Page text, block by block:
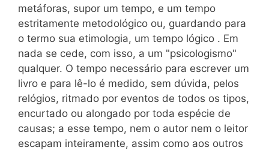
metáforas, supor um tempo, e um tempo
estritamente metodológico ou, guardando para
o termo sua etimologia, um tempo lógico . Em
nada se cede, com isso, a um "psicologismo"
qualquer. O tempo necessário para escrever um
livro e para lê-lo é medido, sem dúvida, pelos
relógios, ritmado por eventos de todos os tipos,
encurtado ou alongado por toda espécie de
causas; a esse tempo, nem o autor nem o leitor
escapam inteiramente, assim como aos outros